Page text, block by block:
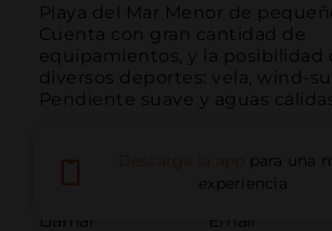
Playa del Mar Menor de
Cuenta con gran cantidad de
equipamientos, y la posibilidad
diversos deportes: vela, wind-
Pendiente suave y aguas
Llamar Email
para una
experiencia